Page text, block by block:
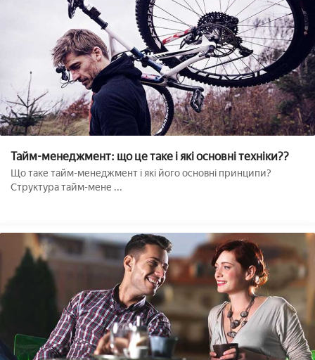
Тайм-менеджмент: що це таке і які основні техніки??
Що таке тайм-менеджмент і які його основні принципи?
Структура тайм-мене ...